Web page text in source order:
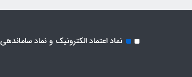
نماد اعتماد الکترونیک و نماد ساماندهی